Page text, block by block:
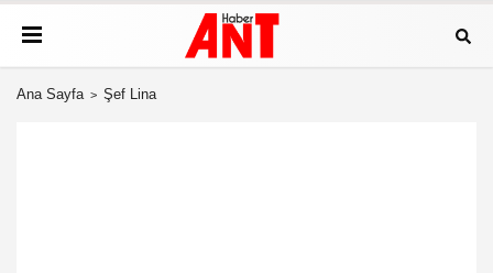
Ana Sayfa Şef Lina